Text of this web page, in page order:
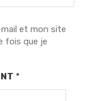
et mon site
fois que je
*